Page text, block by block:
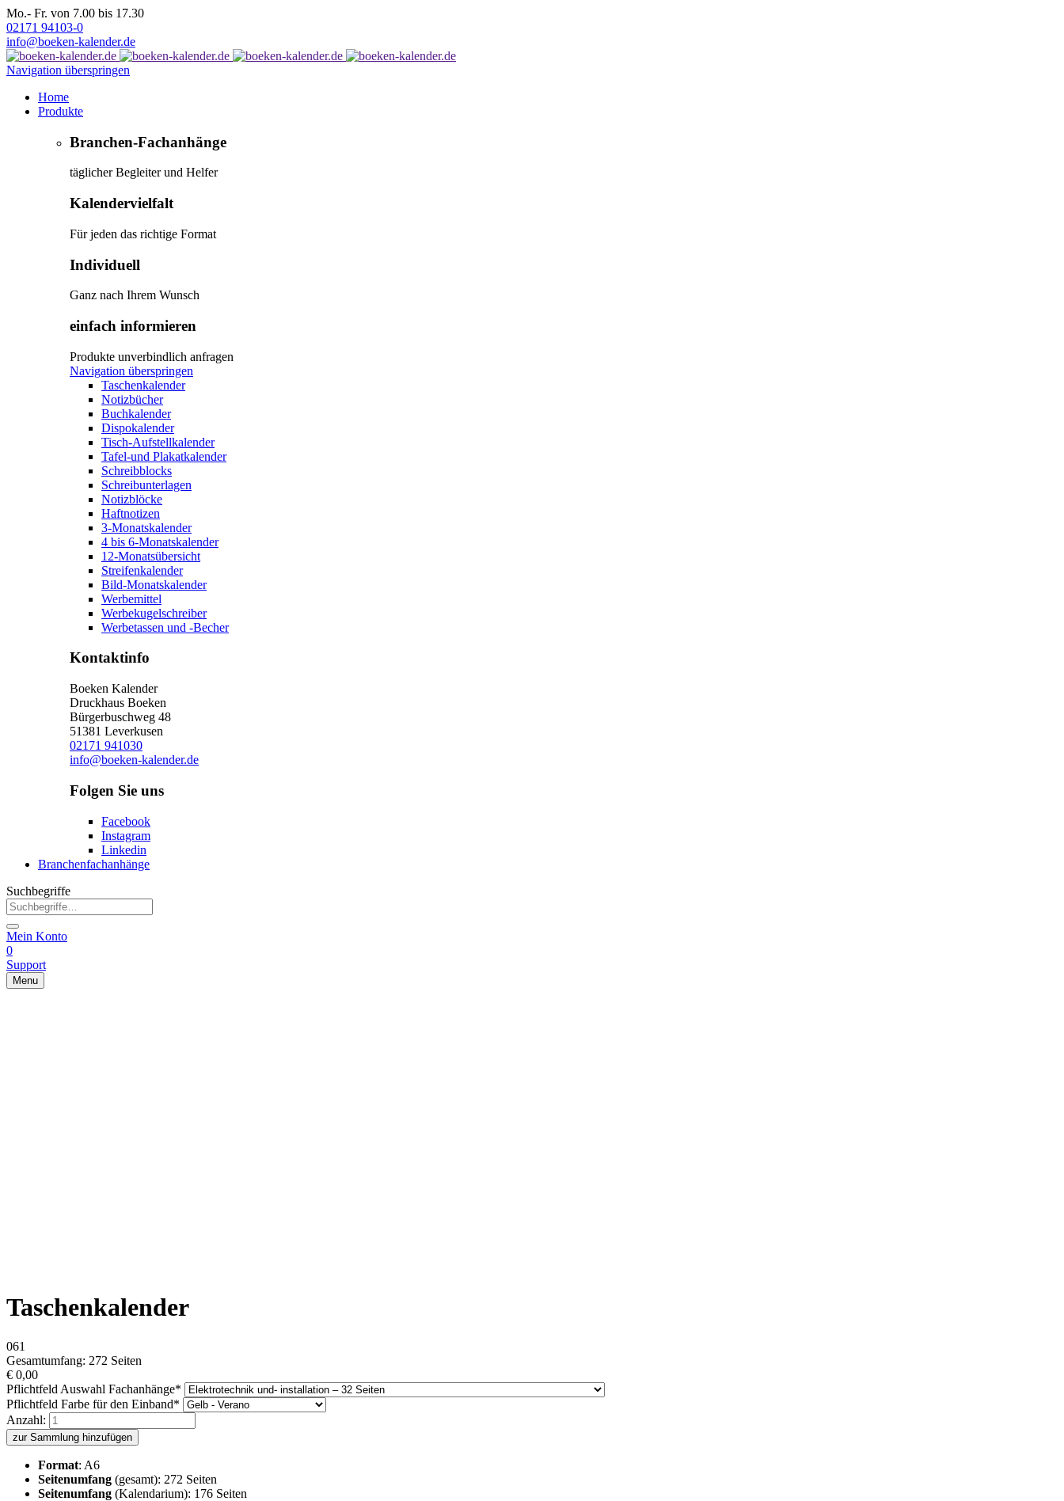
Mo.- Fr. von 7.00 bis 17.30
02171 94103-0
info@boeken-kalender.de
Navigation überspringen
Home
Produkte
Branchen-Fachanhänge
täglicher Begleiter und Helfer
Kalendervielfalt
Für jeden das richtige Format
Individuell
Ganz nach Ihrem Wunsch
einfach informieren
Produkte unverbindlich anfragen
Navigation überspringen
Taschenkalender
Notizbücher
Buchkalender
Dispokalender
Tisch-Aufstellkalender
Tafel-und Plakatkalender
Schreibblocks
Schreibunterlagen
Notizblöcke
Haftnotizen
3-Monatskalender
4 bis 6-Monatskalender
12-Monatsübersicht
Streifenkalender
Bild-Monatskalender
Werbemittel
Werbekugelschreiber
Werbetassen und -Becher
Kontaktinfo
Boeken Kalender
Druckhaus Boeken
Bürgerbuschweg 48
51381 Leverkusen
02171 941030
info@boeken-kalender.de
Folgen Sie uns
Facebook
Instagram
Linkedin
Branchenfachanhänge
Suchbegriffe
Mein Konto
0
Support
Menu
Taschenkalender
061
Gesamtumfang: 272 Seiten
€ 0,00
Pflichtfeld Auswahl Fachanhänge*
Pflichtfeld Farbe für den Einband*
Anzahl:
zur Sammlung hinzufügen
Format: A6
Seitenumfang (gesamt): 272 Seiten
Seitenumfang (Kalendarium): 176 Seiten